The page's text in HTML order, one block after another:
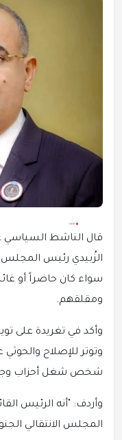
قال الناشط السياسي
الزُبيدي رئيس المجلس
سواء كان حاضراً أو
ومقلقهم.
وأكد في تغريدة على
وتوتر للإصلاح
شخص شغل أحزاب
وأردف: "أنه الرئيس
المجلس الانتقالي